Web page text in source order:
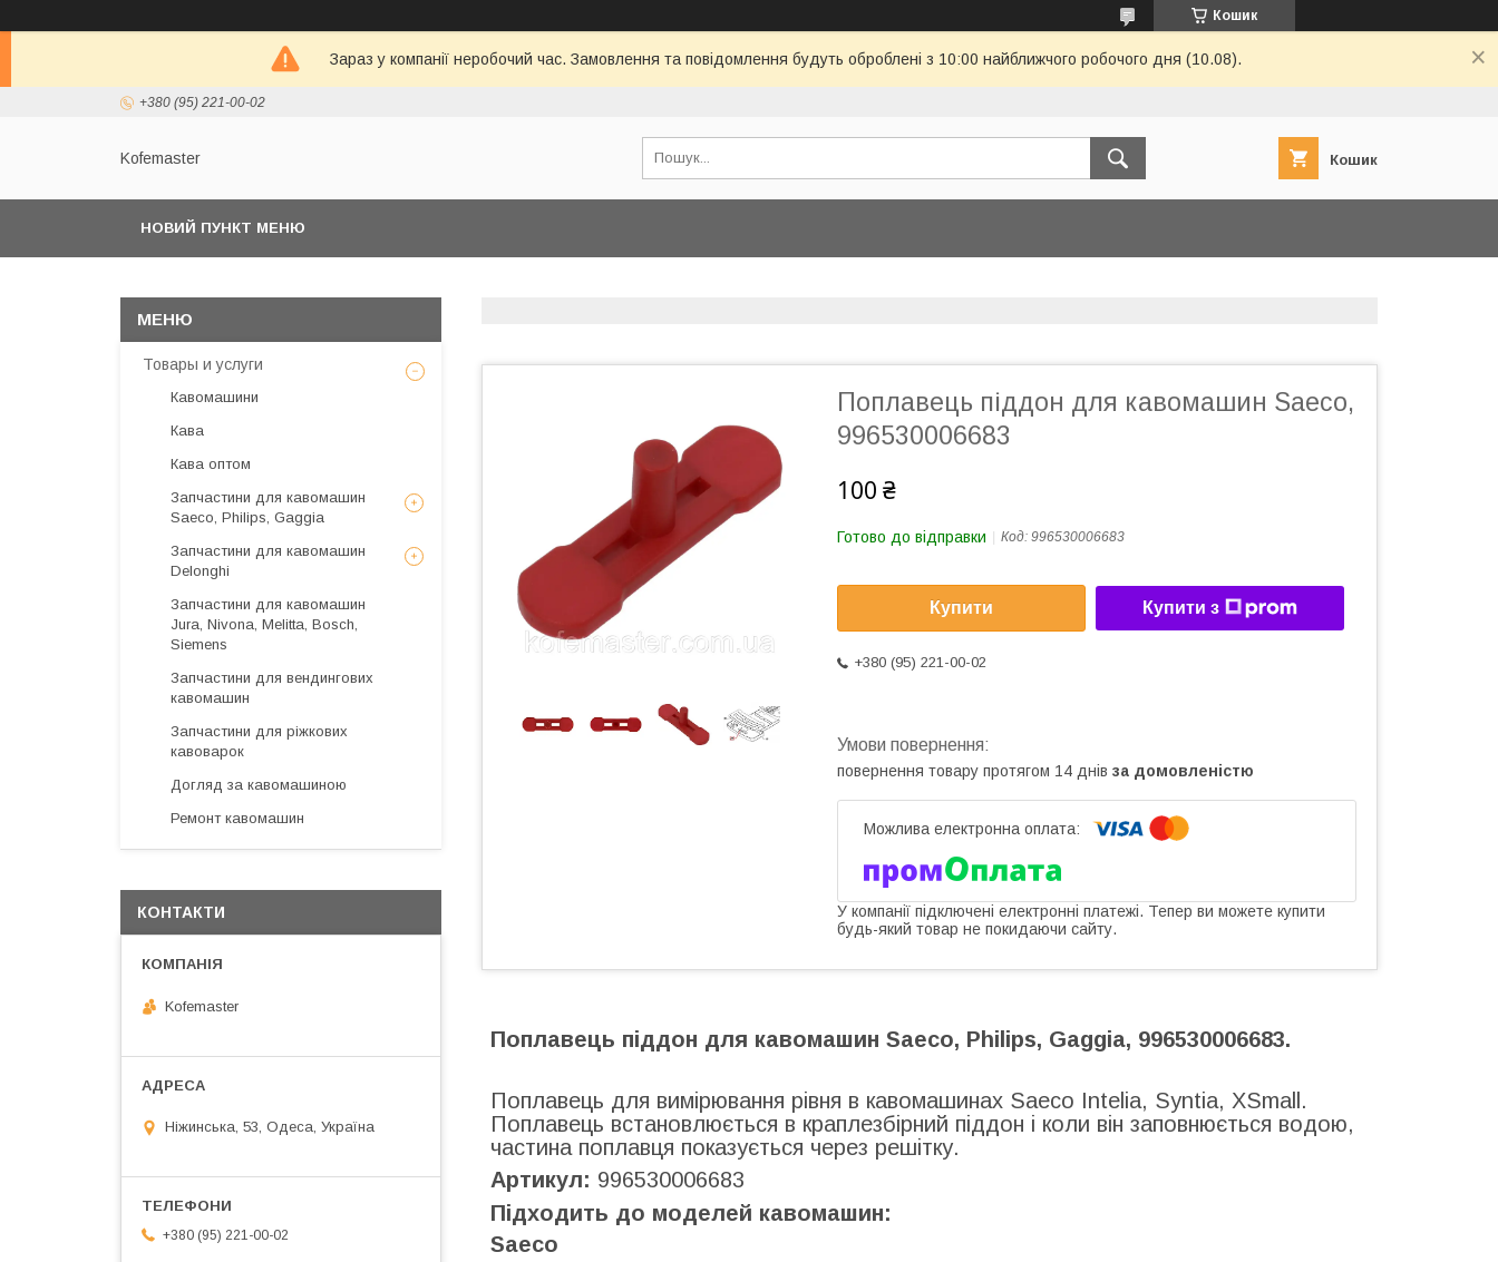
Кошик
Зараз у компанії неробочий час. Замовлення та повідомлення будуть оброблені з 10:00 найближчого робочого дня (10.08).
+380 (95) 221-00-02
Kofemaster Кошик
НОВИЙ ПУНКТ МЕНЮ
Поплавець піддон для кавомашин Saeco,
996530006683
100 ₴
Готово до відправки Код: 996530006683
Купити Купити з
+380 (95) 221-00-02
повернення товару протягом 14 днів за домовленістю
У компанії підключені електронні платежі. Тепер ви можете купити
будь-який товар не покидаючи сайту.
Поплавець піддон для кавомашин Saeco, Philips, Gaggia, 996530006683.
Поплавець для вимірювання рівня в кавомашинах Saeco Intelia, Syntia, XSmall.
Поплавець встановлюється в краплезбірний піддон і коли він заповнюється водою,
частина поплавця показується через решітку.
Артикул: 996530006683
Підходить до моделей кавомашин:
Saeco
Товары и услуги
Кавомашини
Кава
Кава оптом
Запчастини для кавомашин
Saeco, Philips, Gaggia
Запчастини для кавомашин
Delonghi
Запчастини для кавомашин
Jura, Nivona, Melitta, Bosch,
Siemens
Запчастини для вендингових
кавомашин
Запчастини для ріжкових
кавоварок
Догляд за кавомашиною
Ремонт кавомашин
КОНТАКТИ
Kofemaster
Ніжинська, 53, Одеса, Україна
+380 (95) 221-00-02